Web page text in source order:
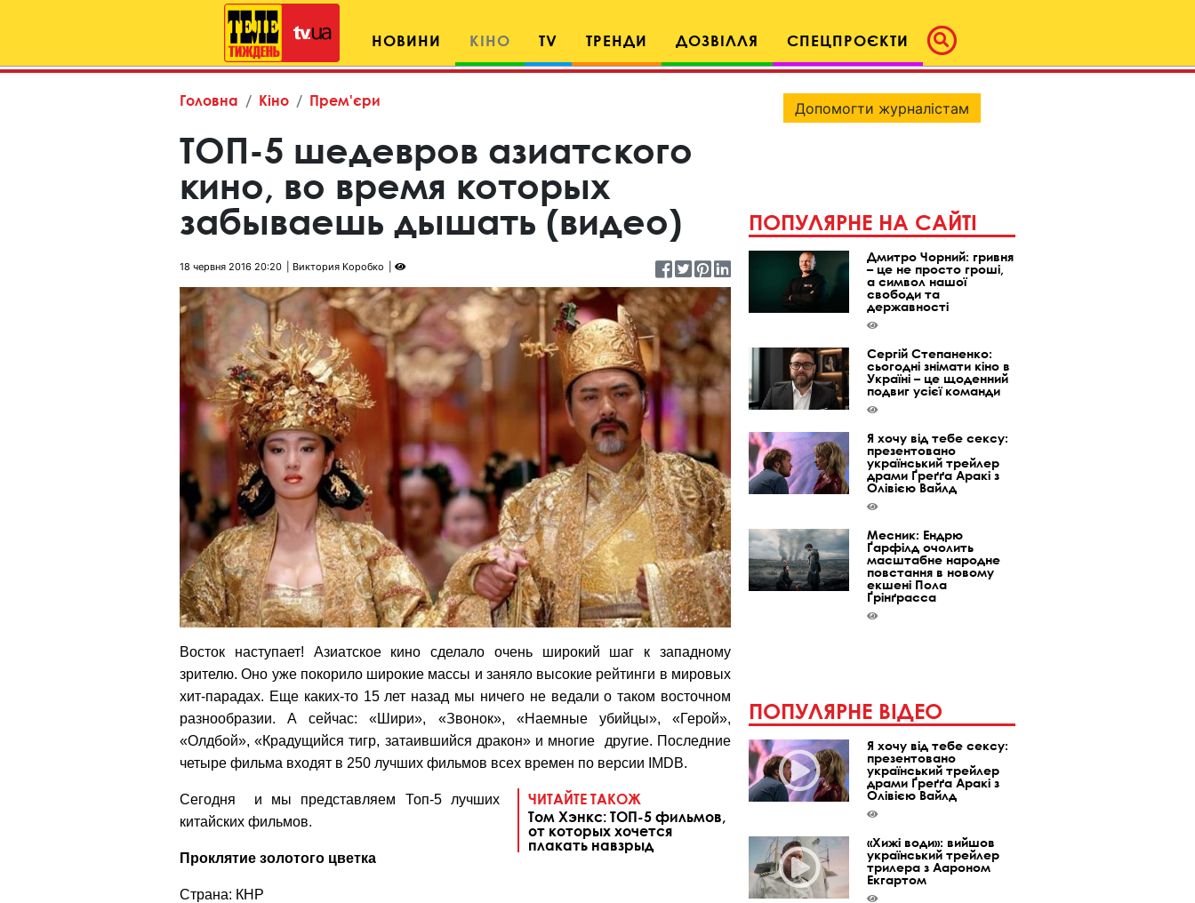
НОВИНИ КІНО TV ТРЕНДИ ДОЗВІЛЛЯ СПЕЦПРОЄКТИ
Головна Кіно Прем'єри
ТОП-5 шедевров азиатского
кино, во время которых
забываешь дышать (видео)
18 червня 2016 20:20 Виктория Коробко
Восток наступает! Азиатское кино сделало очень широкий шаг к западному
зрителю. Оно уже покорило широкие массы и заняло высокие рейтинги в мировых
хит-парадах. Еще каких-то 15 лет назад мы ничего не ведали о таком восточном
разнообразии. А сейчас: «Шири», «Звонок», «Наемные убийцы», «Герой»,
«Олдбой», «Крадущийся тигр, затаившийся дракон» и многие другие. Последние
четыре фильма входят в 250 лучших фильмов всех времен по версии IMDB.
ЧИТАЙТЕ ТАКОЖ
Том Хэнкс: ТОП-5 фильмов,
от которых хочется
плакать навзрыд
Сегодня и мы представляем Топ-5 лучших
китайских фильмов.
Проклятие золотого цветка
Страна: КНР
Допомогти журналістам
ПОПУЛЯРНЕ НА САЙТІ
Дмитро Чорний: гривня
– це не просто гроші,
а символ нашої
свободи та
державності
Сергій Степаненко:
сьогодні знімати кіно в
Україні – це щоденний
подвиг усієї команди
Я хочу від тебе сексу:
презентовано
український трейлер
драми Ґреґґа Аракі з
Олівією Вайлд
Месник: Ендрю
Ґарфілд очолить
масштабне народне
повстання в новому
екшені Пола
Ґрінґрасса
ПОПУЛЯРНЕ ВІДЕО
Я хочу від тебе сексу:
презентовано
український трейлер
драми Ґреґґа Аракі з
Олівією Вайлд
«Хижі води»: вийшов
український трейлер
трилера з Аароном
Екгартом